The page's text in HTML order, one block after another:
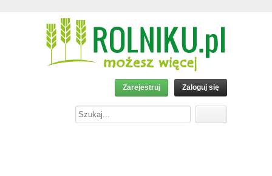
Zarejestruj Zaloguj się